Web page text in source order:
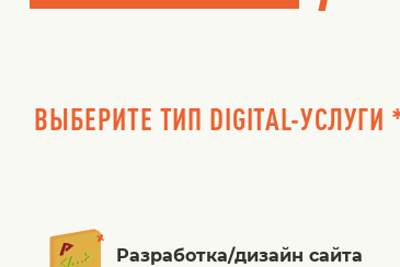
ВЫБЕРИТЕ ТИП DIGITAL-УСЛУГИ
Разработка/дизайн сайта